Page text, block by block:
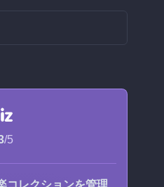
/5
コレクションを管理